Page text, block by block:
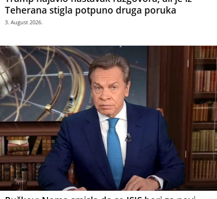
Teherana stigla potpuno druga poruka
3. August 2026.